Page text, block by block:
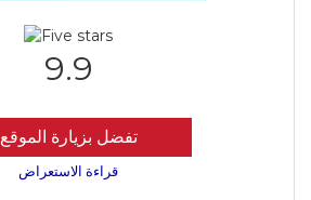
9.9
تفضل بزيارة الموقع
قراءة الاستعراض